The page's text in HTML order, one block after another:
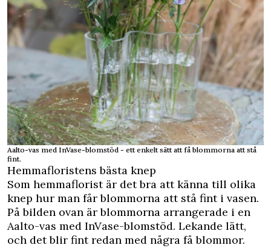
Aalto-vas med InVase-blomstöd - ett enkelt sätt att få blommorna att stå
fint.
Hemmafloristens bästa knep
Som hemmaflorist är det bra att känna till olika
knep hur man får blommorna att stå fint i vasen.
På bilden ovan är blommorna arrangerade i en
Aalto-vas med InVase-blomstöd. Lekande lätt,
och det blir fint redan med några få blommor.